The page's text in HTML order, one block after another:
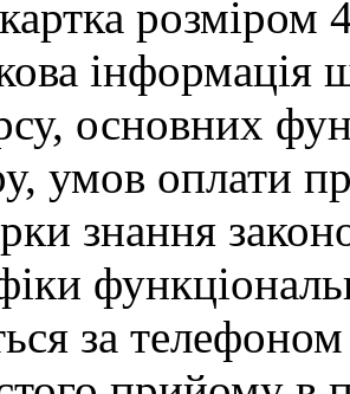
розміром
інформація
основних
умов оплати
знання
за